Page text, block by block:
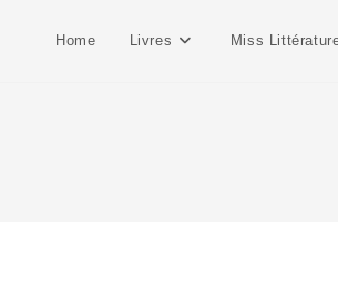
Home Livres Miss